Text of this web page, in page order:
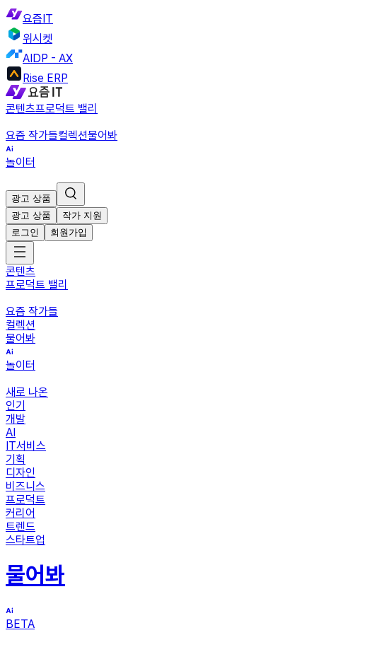
요즘IT
위시켓
AIDP - AX
Rise ERP
콘텐츠프로덕트 밸리
요즘 작가들컬렉션물어봐
놀이터
광고 상품
광고 상품
작가 지원
로그인
회원가입
콘텐츠
프로덕트 밸리
요즘 작가들
컬렉션
물어봐
놀이터
새로 나온
인기
개발
AI
IT서비스
기획
디자인
비즈니스
프로덕트
커리어
트렌드
스타트업
물어봐
BETA